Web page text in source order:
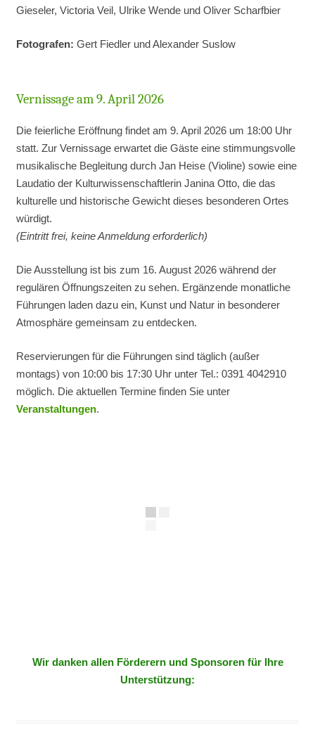
Gieseler, Victoria Veil, Ulrike Wende und Oliver Scharfbier
Fotografen: Gert Fiedler und Alexander Suslow
Vernissage am 9. April 2026
Die feierliche Eröffnung findet am 9. April 2026 um 18:00 Uhr
statt. Zur Vernissage erwartet die Gäste eine stimmungsvolle
musikalische Begleitung durch Jan Heise (Violine) sowie eine
Laudatio der Kulturwissenschaftlerin Janina Otto, die das
kulturelle und historische Gewicht dieses besonderen Ortes
würdigt.
(Eintritt frei, keine Anmeldung erforderlich)
Die Ausstellung ist bis zum 16. August 2026 während der
regulären Öffnungszeiten zu sehen. Ergänzende monatliche
Führungen laden dazu ein, Kunst und Natur in besonderer
Atmosphäre gemeinsam zu entdecken.
Reservierungen für die Führungen sind täglich (außer
montags) von 10:00 bis 17:30 Uhr unter Tel.: 0391 4042910
möglich. Die aktuellen Termine finden Sie unter
Veranstaltungen.
Wir danken allen Förderern und Sponsoren für Ihre
Unterstützung: